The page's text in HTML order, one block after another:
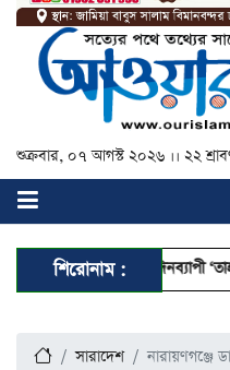
শুক্রবার, ০৭ আগস্ট ২০২৬ ।। ২২
শিরোনাম :
সম্পন্ন হলো ৭ দিনব্যাপী
সারাদেশ নারায়ণগঞ্জে